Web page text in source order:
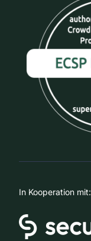
In Kooperation mit: